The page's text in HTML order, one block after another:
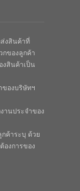
งสินค้าที่
กของลูกค้า
งสินค้าเป็น
ของบริษัทฯ
านประจำของ
ค้าระบุ ด้วย
องการของ